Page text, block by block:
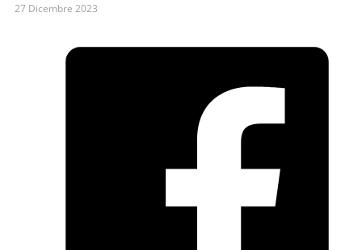
27 Dicembre 2023